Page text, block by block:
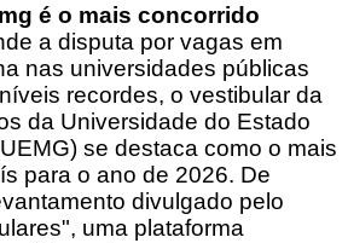
é o mais concorrido
a disputa por vagas em
nas universidades públicas
recordes, o vestibular da
da Universidade do Estado
se destaca como o mais
para o ano de 2026. De
divulgado pelo
uma plataforma